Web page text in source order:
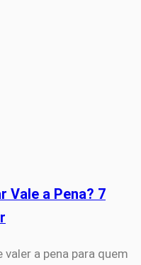
Vale a Pena? 7
a pena para quem